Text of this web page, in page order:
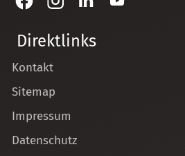
Direktlinks
Kontakt
Sitemap
Impressum
Datenschutz